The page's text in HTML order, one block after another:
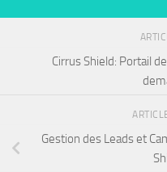
Cirrus Shield: Portail
Gestion des Leads et